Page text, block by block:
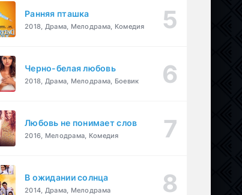
Ранняя пташка
2018, Драма, Мелодрама, Комедия
Черно-белая любовь
2018, Драма, Мелодрама, Боевик
Любовь не понимает слов
2016, Мелодрама, Комедия
В ожидании солнца
2014, Драма, Мелодрама